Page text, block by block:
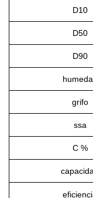
D10
D50
D90
grifo
ssa
C %